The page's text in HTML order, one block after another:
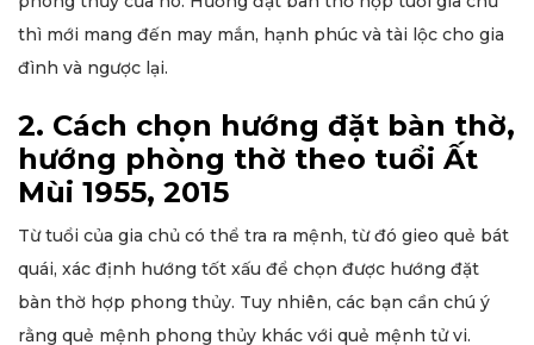
thì mới mang đến may mắn, hạnh phúc và tài lộc cho gia
đình và ngược lại.
2. Cách chọn hướng đặt bàn thờ,
hướng phòng thờ theo tuổi Ất
Mùi 1955, 2015
Từ tuổi của gia chủ có thể tra ra mệnh, từ đó gieo quẻ bát
quái, xác định hướng tốt xấu để chọn được hướng đặt
bàn thờ hợp phong thủy. Tuy nhiên, các bạn cần chú ý
rằng quẻ mệnh phong thủy khác với quẻ mệnh tử vi.